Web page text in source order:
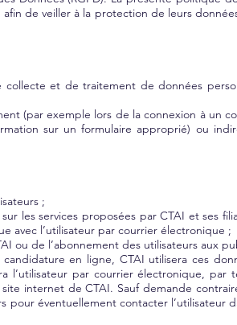
de veiller à la protection de leurs
et de traitement de données
(par exemple lors de la connexion à un
sur un formulaire approprié) ou
;
les services proposées par CTAI et ses
avec l’utilisateur par courrier électronique ;
ou de l’abonnement des utilisateurs aux
en ligne, CTAI utilisera ces
par courrier électronique, par
internet de CTAI. Sauf demande
pour éventuellement contacter l’utilisateur